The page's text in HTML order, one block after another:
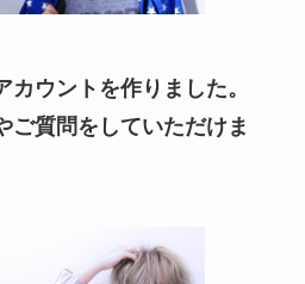
ウントを作りました。
ご質問をしていただけま